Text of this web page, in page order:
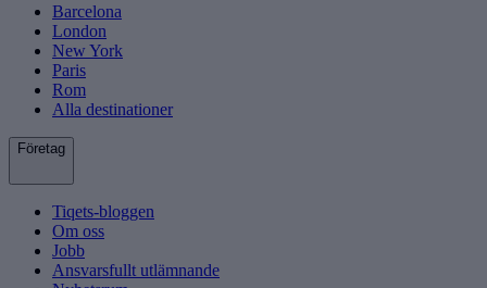
Barcelona
London
New York
Paris
Rom
Alla destinationer
Företag
Tiqets-bloggen
Om oss
Jobb
Ansvarsfullt utlämnande